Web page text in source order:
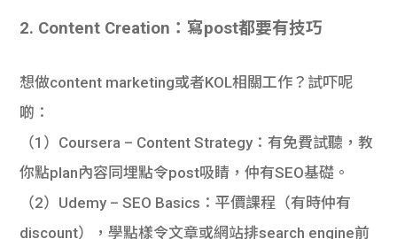
2. Content Creation：寫post都要有技巧
想做content marketing或者KOL相關工作？試吓呢
啲：
（1）Coursera – Content Strategy：有免費試聽，教
你點plan內容同埋點令post吸睛，仲有SEO基礎。
（2）Udemy – SEO Basics ：平價課程（有時仲有
discount），學點樣令文章或網站排search engine前